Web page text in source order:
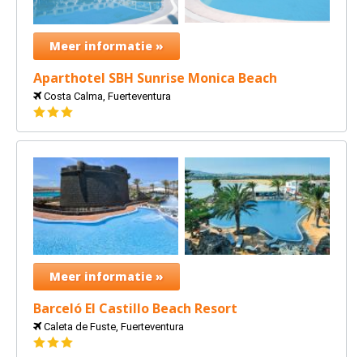
Meer informatie »
Aparthotel SBH Sunrise Monica Beach
Costa Calma, Fuerteventura
3
Meer informatie »
Barceló El Castillo Beach Resort
Caleta de Fuste, Fuerteventura
3